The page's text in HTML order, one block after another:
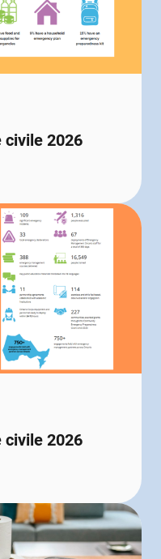
civile 2026
civile 2026